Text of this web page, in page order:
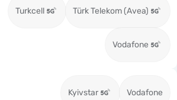
Turkcell Türk Telekom (Avea)
Vodafone
Kyivstar Vodafone